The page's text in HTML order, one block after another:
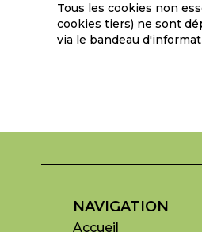
Tous les cookies non
cookies tiers) ne sont
via le bandeau
NAVIGATION
Accueil